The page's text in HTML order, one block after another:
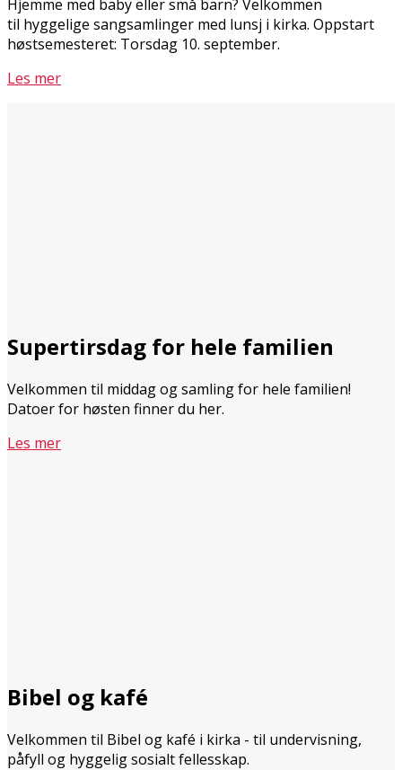
Hjemme med baby eller små barn? Velkommen
til hyggelige sangsamlinger med lunsj i kirka. Oppstart
høstsemesteret: Torsdag 10. september.
Les mer
Supertirsdag for hele familien
Velkommen til middag og samling for hele familien!
Datoer for høsten finner du her.
Les mer
Bibel og kafé
Velkommen til Bibel og kafé i kirka - til undervisning,
påfyll og hyggelig sosialt fellesskap.